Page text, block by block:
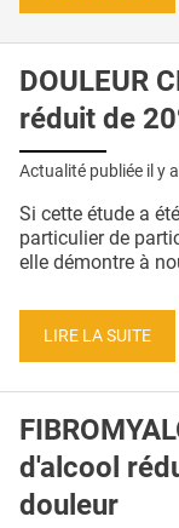
DOULEUR
réduit de
Actualité publiée il y a
Si cette étude a
particulier de
elle démontre à
LIRE LA SUITE
d'alcool
douleur